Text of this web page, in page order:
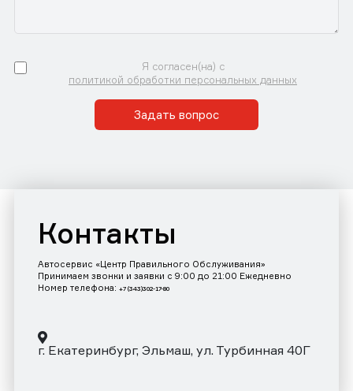
Я согласен(на) с
политикой обработки персональных данных
Задать вопрос
Контакты
Автосервис «Центр Правильного Обслуживания»
Принимаем звонки и заявки с 9:00 до 21:00 Ежедневно
Номер телефона: +7 (343)302-17-80
г. Екатеринбург, Эльмаш, ул. Турбинная 40Г